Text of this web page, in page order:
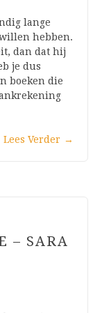
lange
hebben.
dan dat hij
je dus
boeken die
Lees Verder →
– SARA